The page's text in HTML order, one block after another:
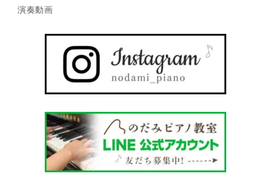
演奏動画